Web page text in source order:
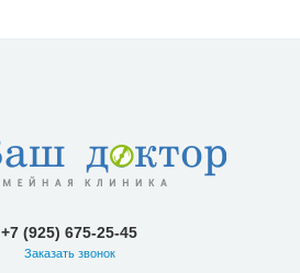
+7 (925) 675-25-45
Заказать звонок